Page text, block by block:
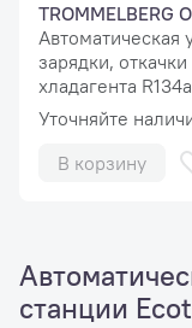
TROMMELBERG
Автоматическая
зарядки,
хладагента
масел, воздуха и
Уточняйте
В корзину
станции